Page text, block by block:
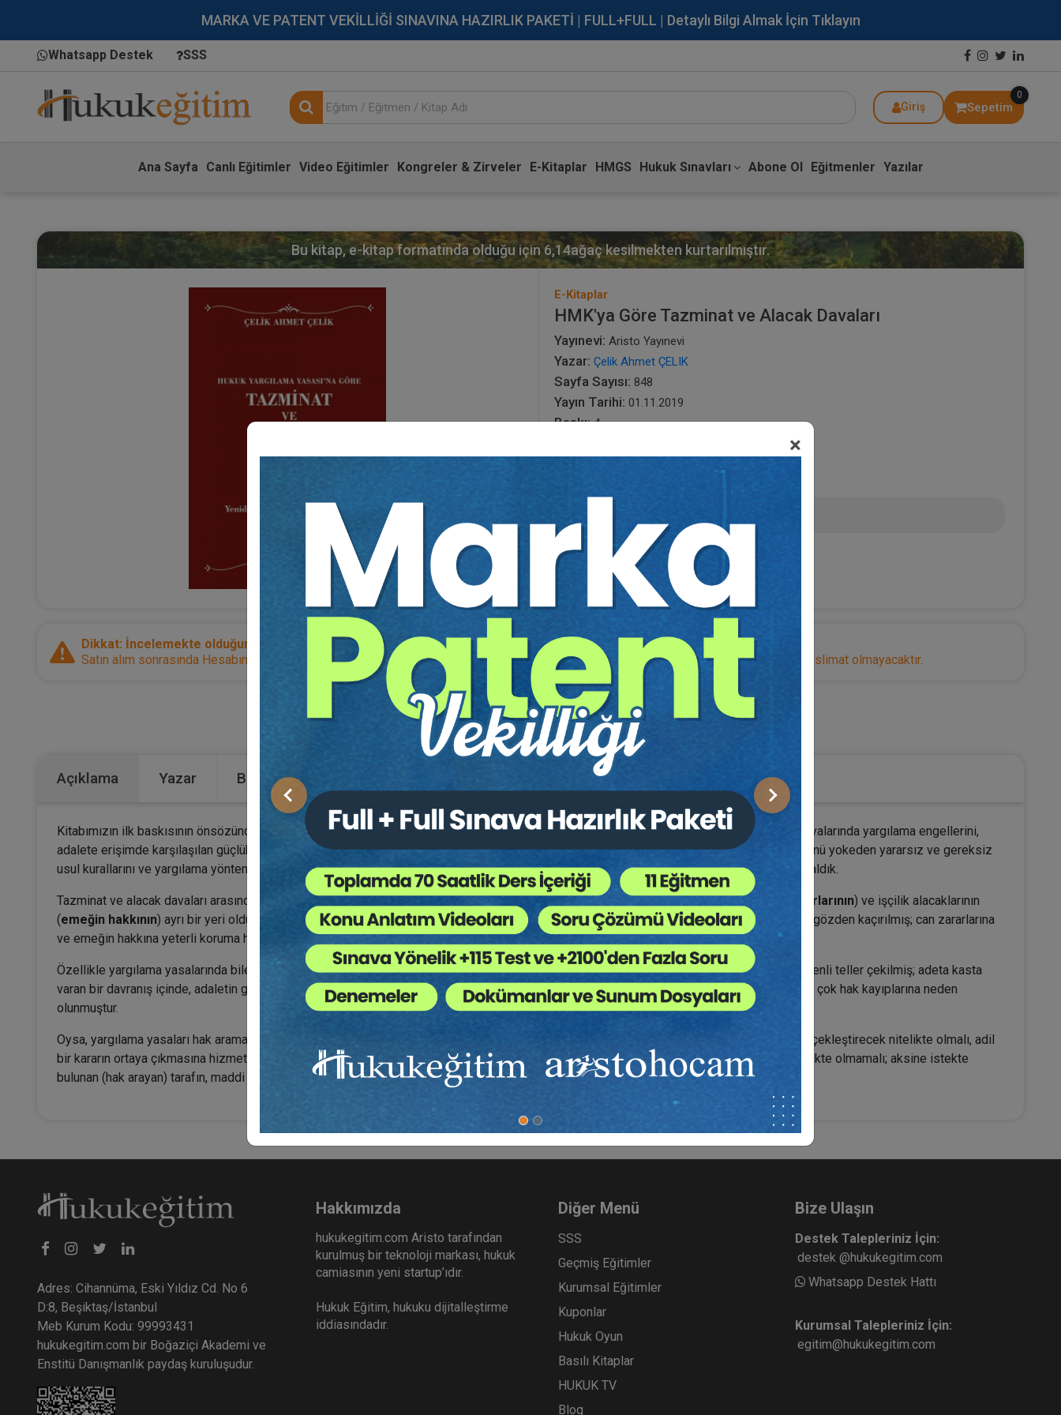
MARKA VE PATENT VEKİLLİĞİ SINAVINA HAZIRLIK PAKETİ | FULL+FULL | Detaylı Bilgi Almak İçin Tıklayın
Whatsapp Destek SSS
Giriş Sepetim
0
Ana Sayfa Canlı Eğitimler Video Eğitimler Kongreler & Zirveler E-Kitaplar HMGS Hukuk Sınavları Abone Ol Eğitmenler Yazılar
×
Önceki Sonraki
Bu kitap, e-kitap formatında olduğu için6,14ağaç kesilmekten kurtarılmıştır.
E-Kitaplar
HMK'ya Göre Tazminat ve Alacak Davaları
Yayınevi: Aristo Yayınevi
Yazar: Çelik Ahmet ÇELIK
Sayfa Sayısı: 848
Yayın Tarihi: 01.11.2019
Baskı: 4
720,00 TL
Sepete Ekle
Dikkat: İncelemekte olduğunuz ürün bir e-kitaptır.
Satın alım sonrasında Hesabım sayfanız üzerinden direkt olarak ulaşabilir ve cihazlarınızdan okuyabilirsiniz. Adresinize herhangi bir teslimat olmayacaktır.
Bütün Hukuk Kitapları, Medeni Usul Hukuku
Açıklama Yazar Bu Kitap İçin Kaç Ağaç Kesiliyor ?
Kitabımızın ilk baskısının önsözünde belirttiğimiz gibi, bu, bilinen anlamda bir Usul Hukuku kitabı değildir. Amacımız, tazminat ve alacak davalarında yargılama engellerini,
adalete erişimde karşılaşılan güçlükleri, katı ve kesin kurallar yüzünden hak kayıplarını açıklamak, olumsuzlukları ortaya koymak; hakkın özünü yokeden yararsız ve gereksiz
usul kurallarını ve yargılama yöntemlerini eleştirmektir. Bütün bunları yapmaya çalışırken, hem olan hem olması gereken hukuku birlikte ele aldık.
Tazminat ve alacak davaları arasında, ölüm ve bedensel zararlar nedeniyle tazminat davalarının (yaşama ve sağlık hakkı olarak can zararlarının) ve işçilik alacaklarının
(emeğin hakkının) ayrı bir yeri olduğu; bu iki konunun, siyasal anlamının dışında, birinsan haklarısorunu olarak ele alınması gerektiği hep gözden kaçırılmış; can zararlarına
ve emeğin hakkına yeterli koruma hiçbir zaman sağlanmamıştır.
Özellikle yargılama yasalarında bile bulunmayan bir takım usul kuralları icat edilerek, hak aramanın önüne aşılması güç duvarlar örülmüş; dikenli teller çekilmiş; adeta kasta
varan bir davranış içinde, adaletin gerçekleşmemesini ister gibi bir yargılama biçiminin sürdürülmesi desteklenmiş; uzun yıllar boyunca pek çok hak kayıplarına neden
olunmuştur.
Oysa, yargılama yasaları hak aramayı güçleştirmemeli; usul hukuku, maddi hukuka hizmet etmelidir. Yargılama usulleri, adil yargılanmayı gerçekleştirecek nitelikte olmalı, adil
bir kararın ortaya çıkmasına hizmet etmelidir. Usul kuralları, tarafların maddi hukuktan kaynaklanan istemlerini önleyici veya engelleyici nitelikte olmamalı; aksine istekte
bulunan (hak arayan) tarafın, maddi hukuktan kaynaklanan istemlerinin en hızla şekilde yerine getirilmesini sağlamalıdır.
Adres: Cihannüma, Eski Yıldız Cd. No 6
D:8, Beşiktaş/İstanbul
Meb Kurum Kodu: 99993431
hukukegitim.com bir Boğaziçi Akademi ve
Enstitü Danışmanlık paydaş kuruluşudur.
Hakkımızda
hukukegitim.com Aristo tarafından
kurulmuş bir teknoloji markası, hukuk
camiasının yeni startup’ıdır.
Hukuk Eğitim, hukuku dijitalleştirme
iddiasındadır.
Diğer Menü
SSS
Geçmiş Eğitimler
Kurumsal Eğitimler
Kuponlar
Hukuk Oyun
Basılı Kitaplar
HUKUK TV
Blog
Bize Ulaşın
Destek Talepleriniz İçin:
destek @hukukegitim.com
Whatsapp Destek Hattı
Kurumsal Talepleriniz İçin:
egitim@hukukegitim.com